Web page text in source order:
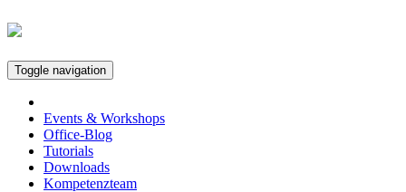
Toggle navigation
Events & Workshops
Office-Blog
Tutorials
Downloads
Kompetenzteam